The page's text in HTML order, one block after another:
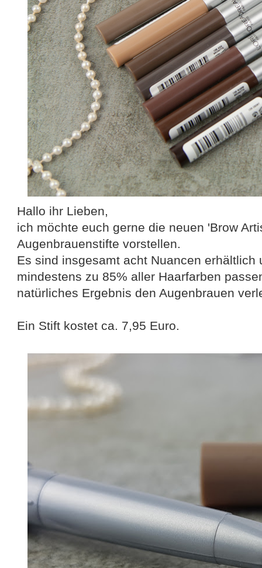
Hallo ihr Lieben,
ich möchte euch gerne die neuen 'Brow
Augenbrauenstifte vorstellen.
Es sind insgesamt acht Nuancen erhältlich
mindestens zu 85% aller Haarfarben
natürliches Ergebnis den Augenbrauen
Ein Stift kostet ca. 7,95 Euro.